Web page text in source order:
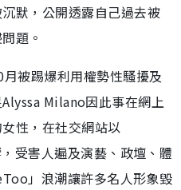
默，公開透露自己過去被
題。
被踢爆利用權勢性騷擾及
Milano因此事在網上
性，在社交網站以
受害人遍及演藝、政壇、體
」浪潮讓許多名人形象毀